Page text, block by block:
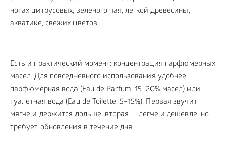
нотах цитрусовых, зеленого чая, легкой древесины,
акватике, свежих цветов.
Есть и практический момент: концентрация парфюмерных
масел. Для повседневного использования удобнее
парфюмерная вода (Eau de Parfum, 15–20% масел) или
туалетная вода (Eau de Toilette, 5–15%). Первая звучит
мягче и держится дольше, вторая — легче и дешевле, но
требует обновления в течение дня.